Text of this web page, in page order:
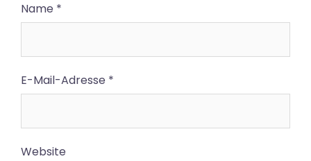
Name *
E-Mail-Adresse *
Website